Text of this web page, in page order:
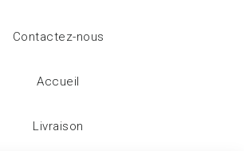
Contactez-nous
Accueil
Livraison